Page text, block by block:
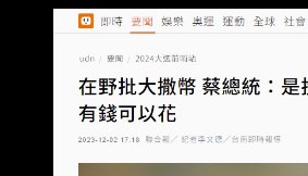
也開始爆開 是不是證明公務
有沒有八卦？ -- 非洲一堆
但你想變成那樣嗎？ 另案討
而扣錢誘因不就更小了嗎？
他都很爛，連最後的福利也